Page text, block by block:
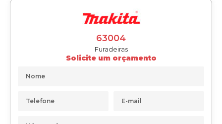
63004
Furadeiras
Solicite um orçamento